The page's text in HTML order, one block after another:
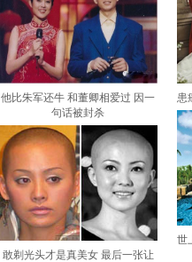
他比朱军还牛 和董卿相爱过 因一
句话被封杀
敢剃光头才是真美女 最后一张让
患
世